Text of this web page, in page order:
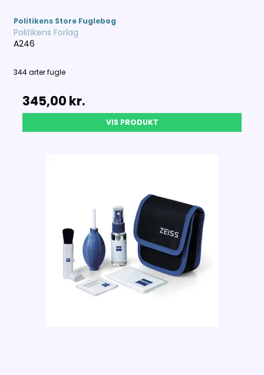
Politikens Store Fuglebog
Politikens Forlag
A246
344 arter fugle
345,00 kr.
VIS PRODUKT